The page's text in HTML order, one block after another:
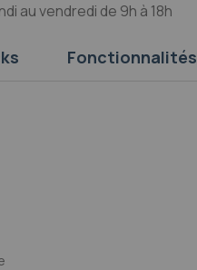
au vendredi de 9h à 18h
Fonctionnalités